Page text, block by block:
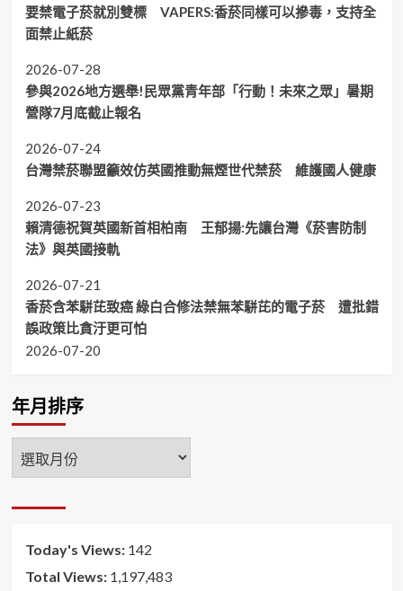
要禁電子菸就別雙標 VAPERS:香菸同樣可以摻毒，支持全
面禁止紙菸
2026-07-28
參與2026地方選舉!民眾黨青年部「行動！未來之眾」暑期
營隊7月底截止報名
2026-07-24
台灣禁菸聯盟籲效仿英國推動無煙世代禁菸 維護國人健康
2026-07-23
賴清德祝賀英國新首相柏南 王郁揚:先讓台灣《菸害防制
法》與英國接軌
2026-07-21
香菸含苯駢芘致癌 綠白合修法禁無苯駢芘的電子菸 遭批錯
誤政策比貪汙更可怕
2026-07-20
年月排序
年
月
Today's Views: 142
Total Views: 1,197,483